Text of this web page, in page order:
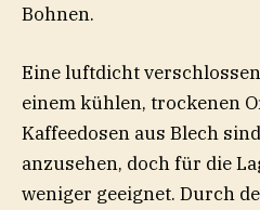
Bohnen.
Eine luftdicht
einem kühlen, trockenen
Kaffeedosen aus Blech
anzusehen, doch für die
weniger geeignet. Durch